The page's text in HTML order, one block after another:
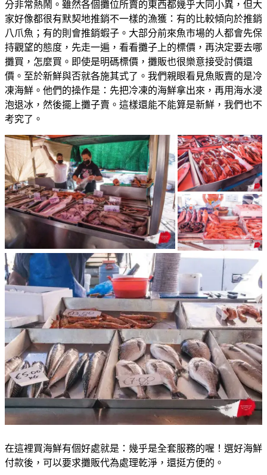
分非常熱鬧。雖然各個攤位所賣的東西都幾乎大同小異，但大
家好像都很有默契地推銷不一樣的漁獲：有的比較傾向於推銷
八爪魚；有的則會推銷蝦子。大部分前來魚市場的人都會先保
持觀望的態度，先走一遍，看看攤子上的標價，再決定要去哪
攤買，怎麼買。即使是明碼標價，攤販也很樂意接受討價還
價。至於新鮮與否就各施其式了。我們親眼看見魚販賣的是冷
凍海鮮。他們的操作是：先把冷凍的海鮮拿出來，再用海水浸
泡退冰，然後擺上攤子賣。這樣還能不能算是新鮮，我們也不
考究了。
在這裡買海鮮有個好處就是：幾乎是全套服務的喔！選好海鮮
付款後，可以要求攤販代為處理乾淨，還挺方便的。